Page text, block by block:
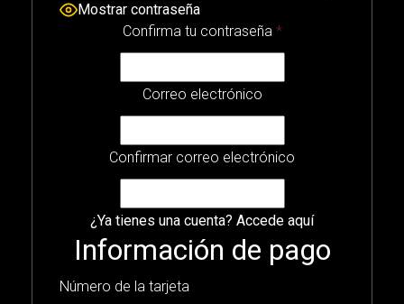
Mostrar contraseña
Confirma tu contraseña *
Correo electrónico
Confirmar correo electrónico
¿Ya tienes una cuenta? Accede aquí
Información de pago
Número de la tarjeta